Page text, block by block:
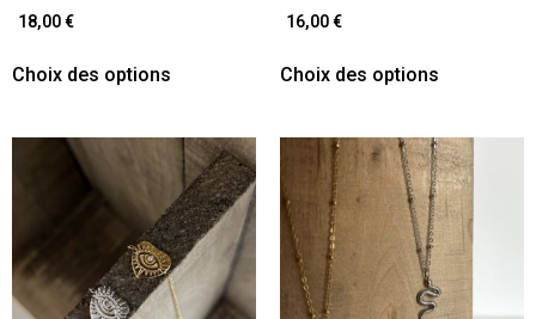
18,00€
Choix des options
16,00€
Choix des options